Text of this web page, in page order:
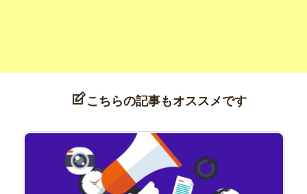
こちらの記事もオススメです